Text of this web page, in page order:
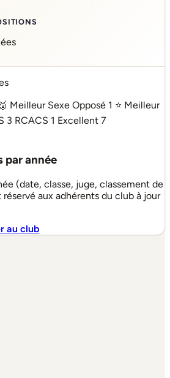
🥈 Meilleur Sexe Opposé 1 ⭐ Meilleur
3 RCACS 1 Excellent 7
par année
(date, classe, juge, classement de
aux adhérents du club à jour
au club